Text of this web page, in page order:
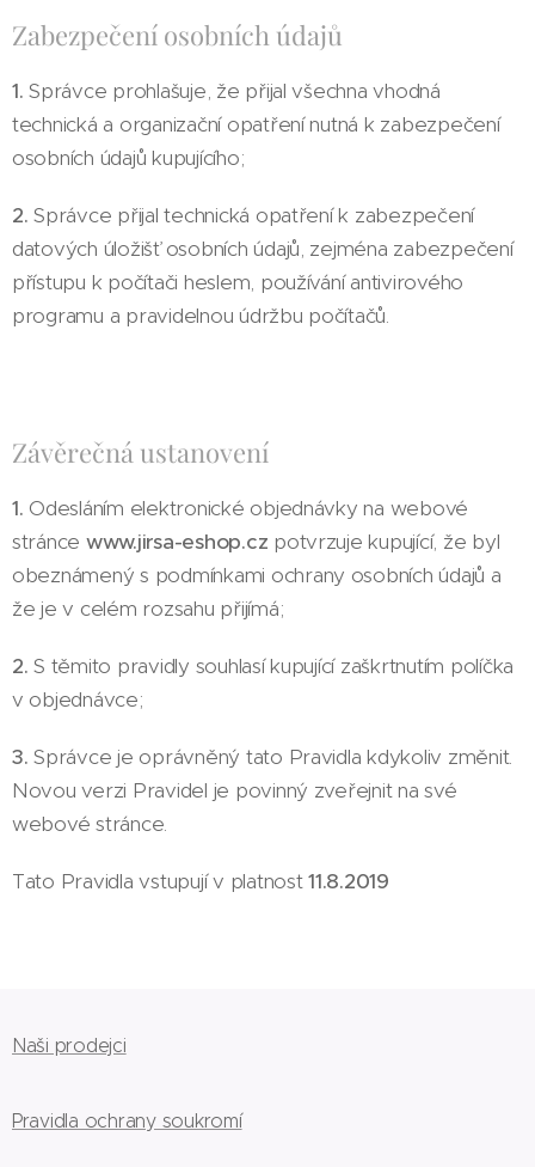
Zabezpečení osobních údajů
1. Správce prohlašuje, že přijal všechna vhodná
technická a organizační opatření nutná k zabezpečení
osobních údajů kupujícího;
2.Správce přijal technická opatření k zabezpečení
datových úložišť osobních údajů, zejména zabezpečení
přístupu k počítači heslem, používání antivirového
programu a pravidelnou údržbu počítačů.
Závěrečná ustanovení
1. Odesláním elektronické objednávky na webové
stránce www.jirsa-eshop.cz potvrzuje kupující, že byl
obeznámený s podmínkami ochrany osobních údajů a
že je v celém rozsahu přijímá;
2. S těmito pravidly souhlasí kupující zaškrtnutím políčka
v objednávce;
3. Správce je oprávněný tato Pravidla kdykoliv změnit.
Novou verzi Pravidel je povinný zveřejnit na své
webové stránce.
Tato Pravidla vstupují v platnost11.8.2019
Naši prodejci
Pravidla ochrany soukromí